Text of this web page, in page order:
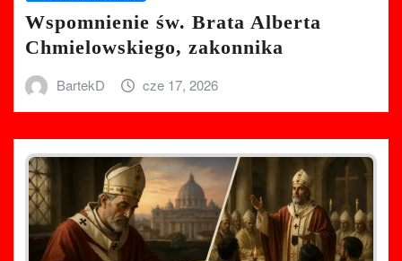
Wspomnienie św. Brata Alberta
Chmielowskiego, zakonnika
BartekD cze 17, 2026